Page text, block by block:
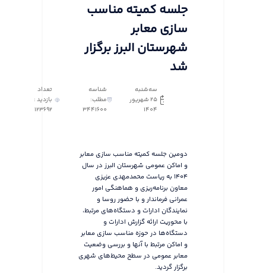
جلسه کمیته مناسب
سازی معابر
شهرستان البرز برگزار
شد
سه‌شنبه
25 شهریور
1404
شناسه
مطلب:
3441600
تعداد
بازدید :
123692
دومین جلسه کمیته مناسب سازی معابر
و اماکن عمومی شهرستان البرز در سال
۱۴۰۴ به ریاست محمدمهدی عزیزی
معاون برنامه‌ریزی و هماهنگی امور
عمرانی فرماندار و با حضور روسا و
نمایندگان ادارات و دستگاه‌های مرتبط،
با محوریت ارائه گزارش ادارات و
دستگاه‌ها در حوزه مناسب سازی معابر
و اماکن مرتبط با آنها و بررسی وضعیت
معابر عمومی در سطح محیط‌های شهری
برگزار گردید.